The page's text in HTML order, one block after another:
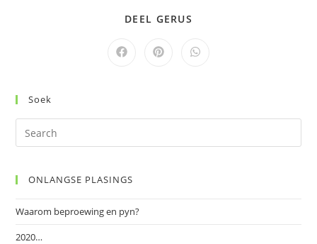
DEEL GERUS
Opens
Opens Opens
Soek
ONLANGSE PLASINGS
Waarom beproewing en pyn?
2020…